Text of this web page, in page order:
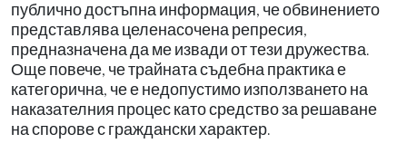
публично достъпна информация, че обвинението
представлява целенасочена репресия,
предназначена да ме извади от тези дружества.
Още повече, че трайната съдебна практика е
категорична, че е недопустимо използването на
наказателния процес като средство за решаване
на спорове с граждански характер.